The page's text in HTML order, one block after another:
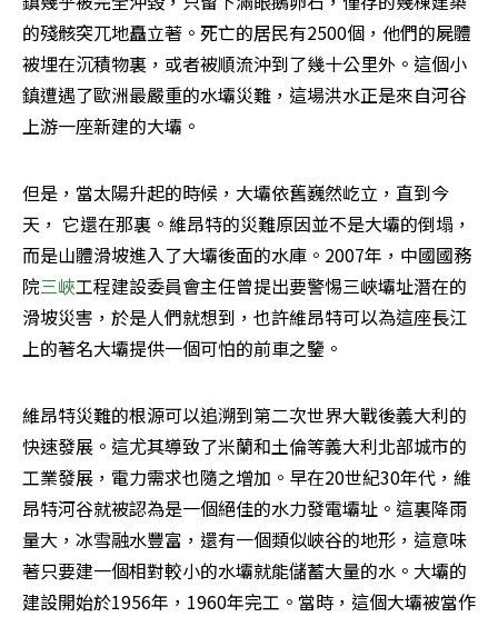
的殘骸突兀地矗立著。死亡的居民有2500個，他們的屍體
被埋在沉積物裏，或者被順流沖到了幾十公里外。這個小
鎮遭遇了歐洲最嚴重的水壩災難，這場洪水正是來自河谷
上游一座新建的大壩。
但是，當太陽升起的時候，大壩依舊巍然屹立，直到今
天， 它還在那裏。維昂特的災難原因並不是大壩的倒塌，
而是山體滑坡進入了大壩後面的水庫。2007年，中國國務
院三峽工程建設委員會主任曾提出要警惕三峽壩址潛在的
滑坡災害，於是人們就想到，也許維昂特可以為這座長江
上的著名大壩提供一個可怕的前車之鑒。
維昂特災難的根源可以追溯到第二次世界大戰後義大利的
快速發展。這尤其導致了米蘭和土倫等義大利北部城市的
工業發展，電力需求也隨之增加。早在20世紀30年代，維
昂特河谷就被認為是一個絕佳的水力發電壩址。這裏降雨
量大，冰雪融水豐富，還有一個類似峽谷的地形，這意味
著只要建一個相對較小的水壩就能儲蓄大量的水。大壩的
建設開始於1956年，1960年完工。當時，這個大壩被當作